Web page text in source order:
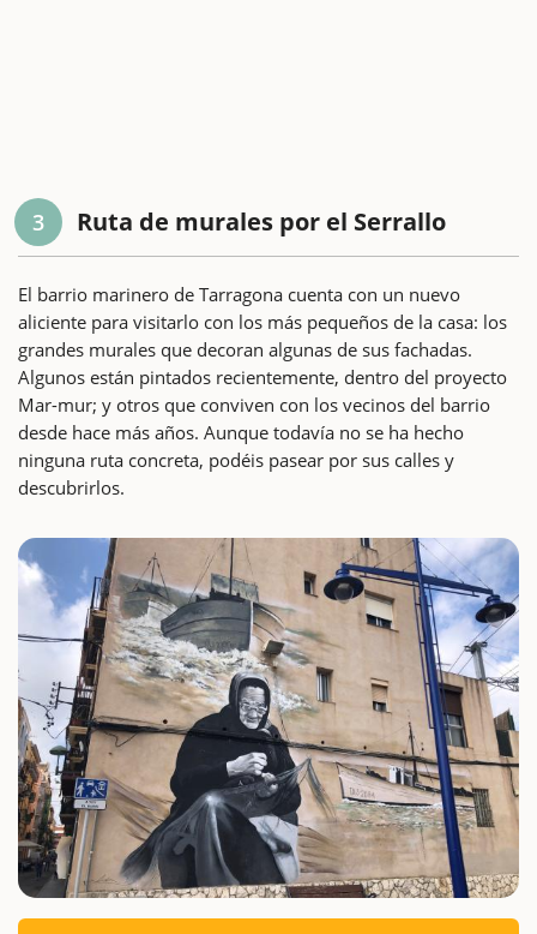
3 Ruta de murales por el Serrallo
El barrio marinero de Tarragona cuenta con un nuevo
aliciente para visitarlo con los más pequeños de la casa: los
grandes murales que decoran algunas de sus fachadas.
Algunos están pintados recientemente, dentro del proyecto
Mar-mur; y otros que conviven con los vecinos del barrio
desde hace más años. Aunque todavía no se ha hecho
ninguna ruta concreta, podéis pasear por sus calles y
descubrirlos.